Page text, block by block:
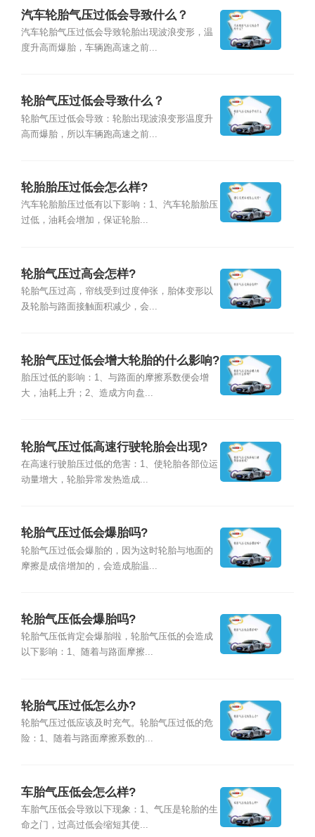
汽车轮胎气压过低会导致什么？
汽车轮胎气压过低会导致轮胎出现波浪变形，温
度升高而爆胎，车辆跑高速之前...
轮胎气压过低会导致什么？
轮胎气压过低会导致：轮胎出现波浪变形温度升
高而爆胎，所以车辆跑高速之前...
轮胎胎压过低会怎么样?
汽车轮胎胎压过低有以下影响：1、汽车轮胎胎压
过低，油耗会增加，保证轮胎...
轮胎气压过高会怎样?
轮胎气压过高，帘线受到过度伸张，胎体变形以
及轮胎与路面接触面积减少，会...
轮胎气压过低会增大轮胎的什么影响?
胎压过低的影响：1、与路面的摩擦系数便会增
大，油耗上升；2、造成方向盘...
轮胎气压过低高速行驶轮胎会出现?
在高速行驶胎压过低的危害：1、使轮胎各部位运
动量增大，轮胎异常发热造成...
轮胎气压过低会爆胎吗?
轮胎气压过低会爆胎的，因为这时轮胎与地面的
摩擦是成倍增加的，会造成胎温...
轮胎气压低会爆胎吗?
轮胎气压低肯定会爆胎啦，轮胎气压低的会造成
以下影响：1、随着与路面摩擦...
轮胎气压过低怎么办?
轮胎气压过低应该及时充气。轮胎气压过低的危
险：1、随着与路面摩擦系数的...
车胎气压低会怎么样?
车胎气压低会导致以下现象：1、气压是轮胎的生
命之门，过高过低会缩短其使...